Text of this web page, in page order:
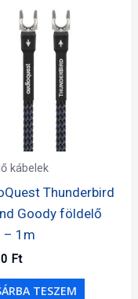
kábelek
Thunderbird
Goody földelő
– 1m
Ft
TESZEM